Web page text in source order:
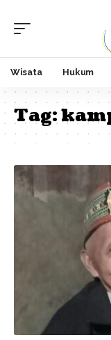
Wisata Hukum
Tag: